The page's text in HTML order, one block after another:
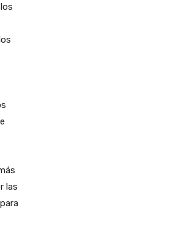
las